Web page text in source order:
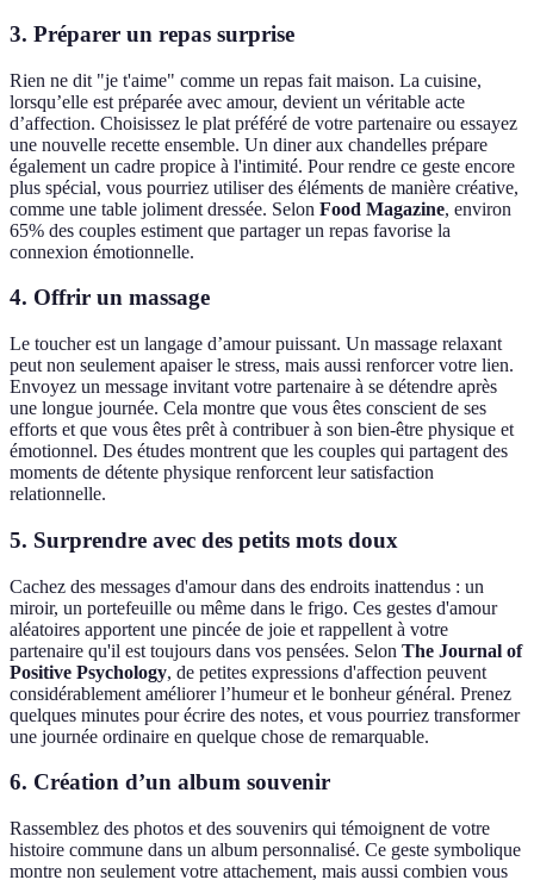
3. Préparer un repas surprise
Rien ne dit "je t'aime" comme un repas fait maison. La cuisine,
lorsqu’elle est préparée avec amour, devient un véritable acte
d’affection. Choisissez le plat préféré de votre partenaire ou essayez
une nouvelle recette ensemble. Un diner aux chandelles prépare
également un cadre propice à l'intimité. Pour rendre ce geste encore
plus spécial, vous pourriez utiliser des éléments de manière créative,
comme une table joliment dressée. Selon Food Magazine, environ
65% des couples estiment que partager un repas favorise la
connexion émotionnelle.
4. Offrir un massage
Le toucher est un langage d’amour puissant. Un massage relaxant
peut non seulement apaiser le stress, mais aussi renforcer votre lien.
Envoyez un message invitant votre partenaire à se détendre après
une longue journée. Cela montre que vous êtes conscient de ses
efforts et que vous êtes prêt à contribuer à son bien-être physique et
émotionnel. Des études montrent que les couples qui partagent des
moments de détente physique renforcent leur satisfaction
relationnelle.
5. Surprendre avec des petits mots doux
Cachez des messages d'amour dans des endroits inattendus : un
miroir, un portefeuille ou même dans le frigo. Ces gestes d'amour
aléatoires apportent une pincée de joie et rappellent à votre
partenaire qu'il est toujours dans vos pensées. Selon The Journal of
Positive Psychology, de petites expressions d'affection peuvent
considérablement améliorer l’humeur et le bonheur général. Prenez
quelques minutes pour écrire des notes, et vous pourriez transformer
une journée ordinaire en quelque chose de remarquable.
6. Création d’un album souvenir
Rassemblez des photos et des souvenirs qui témoignent de votre
histoire commune dans un album personnalisé. Ce geste symbolique
montre non seulement votre attachement, mais aussi combien vous